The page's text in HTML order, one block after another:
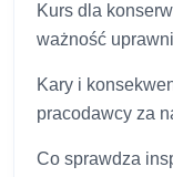
Kurs dla
ważność
Kary i
pracodawcy za
Co sprawdza